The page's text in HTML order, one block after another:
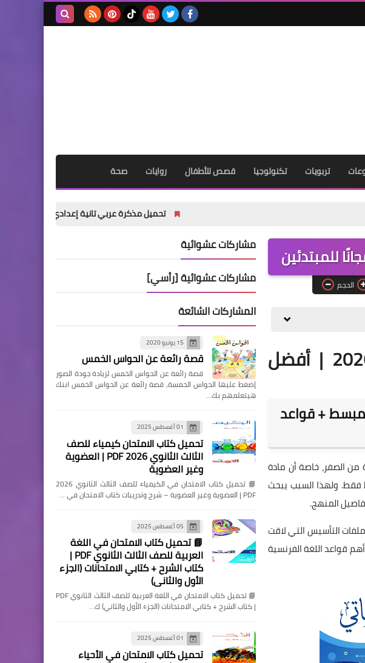
تربويات تكنولوجيا قصص للأطفال روايات صحة
تحميل مذكرة عربي تانية إعدادي ترم أول 2027 PDF | شرح شامل للأستاذ أكرم مؤمن
الحجم
تحميل كورس تأسيس اللغة الفرنسية PDF مجانًا 2026 | أفضل
مبسط + قواعد
من الصفر، خاصة أن مادة
فقط. ولهذا السبب يبحث
المنهج.
التأسيس التي لاقت
قواعد اللغة الفرنسية
مشاركات عشوائية
مشاركات عشوائية [رأسي]
المشاركات الشائعة
15 يونيو 2020
قصة رائعة عن الحواس الخمس
قصة رائعة عن الحواس الخمس لزيادة جودة الصور
إضغط عليها الحواس الخمسة, قصة رائعة عن الحواس الخمس ابنك
هيتعلمهم بك…
01 أغسطس 2025
تحميل كتاب الامتحان كيمياء للصف
الثالث الثانوي 2026 PDF | العضوية
وغير العضوية
📘 تحميل كتاب الامتحان في الكيمياء للصف الثالث الثانوي 2026
PDF | العضوية وغير العضوية – شرح وتدريبات كتاب الامتحان في …
05 أغسطس 2025
📘 تحميل كتاب الامتحان في اللغة
العربية للصف الثالث الثانوي PDF |
كتاب الشرح + كتابي الامتحانات (الجزء
الأول والثاني)
📘 تحميل كتاب الامتحان في اللغة العربية للصف الثالث الثانوي PDF
| كتاب الشرح + كتابي الامتحانات (الجزء الأول والثاني) ك…
01 أغسطس 2025
تحميل كتاب الامتحان في الأحياء